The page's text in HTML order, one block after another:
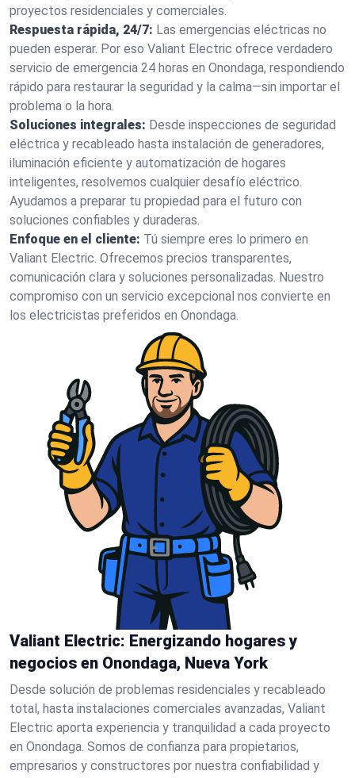
proyectos residenciales y comerciales.
Respuesta rápida, 24/7: Las emergencias eléctricas no
pueden esperar. Por eso Valiant Electric ofrece verdadero
servicio de emergencia 24 horas en Onondaga, respondiendo
rápido para restaurar la seguridad y la calma—sin importar el
problema o la hora.
Soluciones integrales: Desde inspecciones de seguridad
eléctrica y recableado hasta instalación de generadores,
iluminación eficiente y automatización de hogares
inteligentes, resolvemos cualquier desafío eléctrico.
Ayudamos a preparar tu propiedad para el futuro con
soluciones confiables y duraderas.
Enfoque en el cliente: Tú siempre eres lo primero en
Valiant Electric. Ofrecemos precios transparentes,
comunicación clara y soluciones personalizadas. Nuestro
compromiso con un servicio excepcional nos convierte en
los electricistas preferidos en Onondaga.
Valiant Electric: Energizando hogares y
negocios en Onondaga, Nueva York
Desde solución de problemas residenciales y recableado
total, hasta instalaciones comerciales avanzadas, Valiant
Electric aporta experiencia y tranquilidad a cada proyecto
en Onondaga. Somos de confianza para propietarios,
empresarios y constructores por nuestra confiabilidad y